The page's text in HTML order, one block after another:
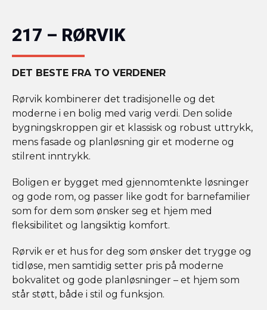
217 – RØRVIK
DET BESTE FRA TO VERDENER
Rørvik kombinerer det tradisjonelle og det
moderne i en bolig med varig verdi. Den solide
bygningskroppen gir et klassisk og robust uttrykk,
mens fasade og planløsning gir et moderne og
stilrent inntrykk.
Boligen er bygget med gjennomtenkte løsninger
og gode rom, og passer like godt for barnefamilier
som for dem som ønsker seg et hjem med
fleksibilitet og langsiktig komfort.
Rørvik er et hus for deg som ønsker det trygge og
tidløse, men samtidig setter pris på moderne
bokvalitet og gode planløsninger – et hjem som
står støtt, både i stil og funksjon.